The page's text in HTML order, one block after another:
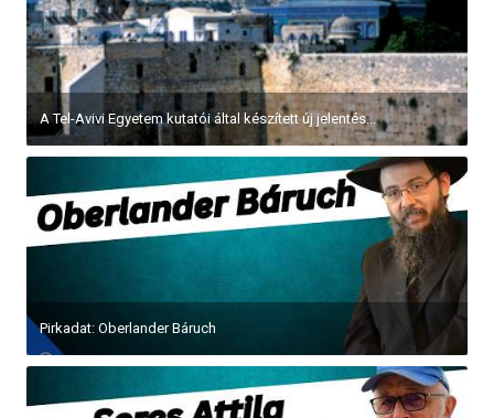
A Tel-Avivi Egyetem kutatói által készített új jelentés...
Pirkadat: Oberlander Báruch